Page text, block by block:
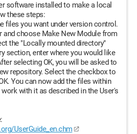
software installed to make a local
these steps:
files you want under version control.
and choose Make New Module from
the "Locally mounted directory"
section, enter where you would like
selecting OK, you will be asked to
repository. Select the checkbox to
You can now add the files within
with it as described in the User's
UserGuide_en.chm